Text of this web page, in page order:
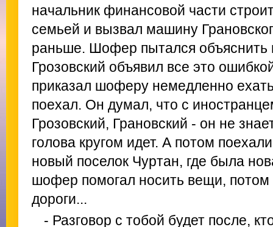
начальник финансовой части
семьей и вызвал машину
раньше. Шофер пытался объяснить
Грозовский объявил все это
приказал шоферу немедленно
поехал. Он думал, что с
Грозовский, Грановский - он не
голова кругом идет. А потом
новый поселок Чуртан, где была
шофер помогал носить вещи, потом
дороги...
- Разговор с тобой будет после,